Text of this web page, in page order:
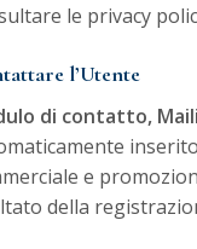
le privacy
l’Utente
di contatto,
e
della